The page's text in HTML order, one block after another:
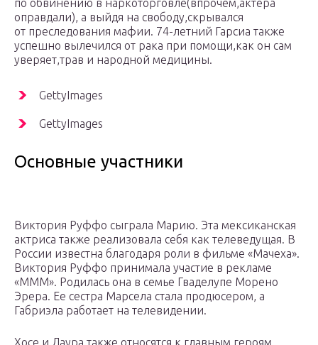
по обвинению в наркоторговле(впрочем,актера
оправдали), а выйдя на свободу,скрывался
от преследования мафии. 74-летний Гарсиа также
успешно вылечился от рака при помощи,как он сам
уверяет,трав и народной медицины.
GettyImages
GettyImages
Основные участники
Виктория Руффо сыграла Марию. Эта мексиканская
актриса также реализовала себя как телеведущая. В
России известна благодаря роли в фильме «Мачеха».
Виктория Руффо принимала участие в рекламе
«МММ». Родилась она в семье Гваделупе Морено
Эрера. Ее сестра Марсела стала продюсером, а
Габриэла работает на телевидении.
Хосе и Лаура также относятся к главным героям